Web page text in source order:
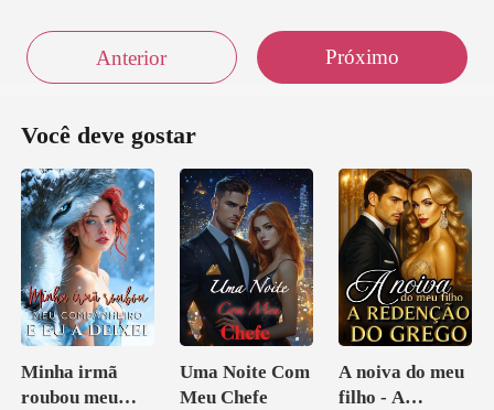
Anterior Próximo
Você deve gostar
Minha irmã
roubou meu
Uma Noite Com
Meu Chefe
A noiva do meu
filho - A